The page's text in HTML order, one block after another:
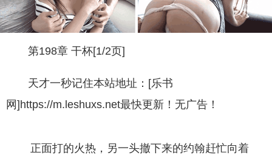
第198章 干杯[1/2页]
天才一秒记住本站地址：[乐书
网]https://m.leshuxs.net最快更新！无广告！
正面打的火热，另一头撤下来的约翰赶忙向着